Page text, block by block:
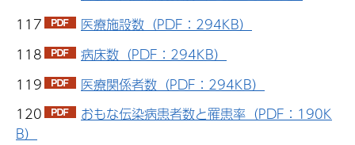
117
医療施設数（PDF：294KB）
118
病床数（PDF：294KB）
119
医療関係者数（PDF：294KB）
120
おもな伝染病患者数と罹患率（PDF：190K
B）